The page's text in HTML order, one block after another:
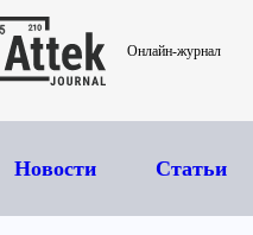
Онлайн-журнал
Новости Статьи